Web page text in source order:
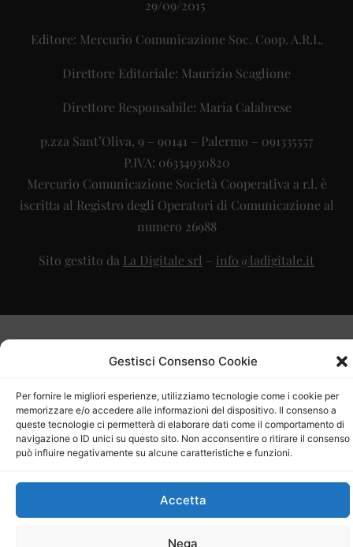
Gestisci Consenso Cookie
Per fornire le migliori esperienze, utilizziamo tecnologie come i cookie per
memorizzare e/o accedere alle informazioni del dispositivo. Il consenso a
queste tecnologie ci permetterà di elaborare dati come il comportamento di
navigazione o ID unici su questo sito. Non acconsentire o ritirare il consenso
può influire negativamente su alcune caratteristiche e funzioni.
Accetta
Nega
29/09/2015
Editore: Mercurio Comunicazione Soc. Coop. A.R.L.
Direttore Editoriale: Maurizio Scaglione
Direttore Responsabile: Maria Calabrese
p.zza Sant’Oliva, 9 – 90141 – Palermo – 091335557
P.IVA: 06334930820
Mercurio Comunicazione Società Cooperativa a r.l. è
iscritta al Registro degli Operatori di Comunicazione al
numero 26988
Sito gestito da La Digitale srl – info@ladigitale.it